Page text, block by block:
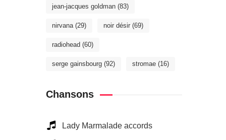
jean-jacques goldman (83)
nirvana(29) noir désir (69)
radiohead (60)
serge gainsbourg (92) stromae (16)
Chansons
Lady Marmalade accords